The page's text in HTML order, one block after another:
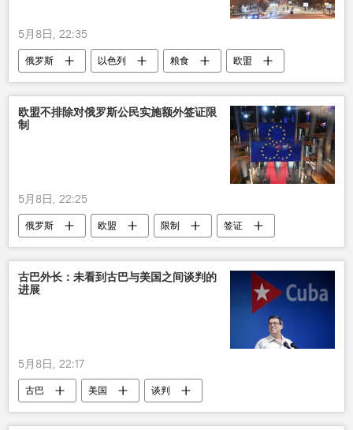
5月8日, 22:35
俄罗斯 以色列 粮食
欧盟
制裁
欧盟不排除对俄罗斯公民实施额外签证限
制
5月8日, 22:25
俄罗斯 欧盟 限制
签证
公民
古巴外长：未看到古巴与美国之间谈判的
进展
5月8日, 22:17
古巴 美国 谈判